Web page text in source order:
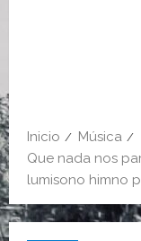
Inicio
Música
Que nada nos
lumisono himno